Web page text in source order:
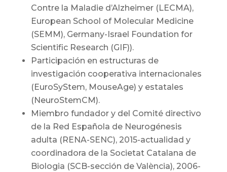
Contre la Maladie d’Alzheimer (LECMA),
European School of Molecular Medicine
(SEMM), Germany-Israel Foundation for
Scientific Research (GIF)).
Participación en estructuras de
investigación cooperativa internacionales
(EuroSyStem, MouseAge) y estatales
(NeuroStemCM).
Miembro fundador y del Comité directivo
de la Red Española de Neurogénesis
adulta (RENA-SENC), 2015-actualidad y
coordinadora de la Societat Catalana de
Biologia (SCB-sección de València), 2006-